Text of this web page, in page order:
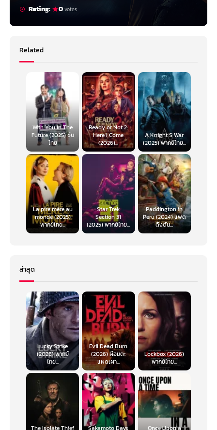
Rating:
0votes
Related
With You In The
Future (2025) ซับ
ไทย
Ready or Not 2:
Here I Come
(2026)...
A Knight S War
(2025) พากย์ไทย...
La pire mère au
monde (2025)
พากย์ไทย...
Star Trek
Section 31
(2025) พากย์ไทย...
Paddington in
Peru (2024) แพด
ดิงตัน...
ล่าสุด
Lucky Strike
(2026) พากย์
ไทย...
Evil Dead Burn
(2026) ผีอมตะ
แผดเผา...
Lockbox (2026)
พากย์ไทย...